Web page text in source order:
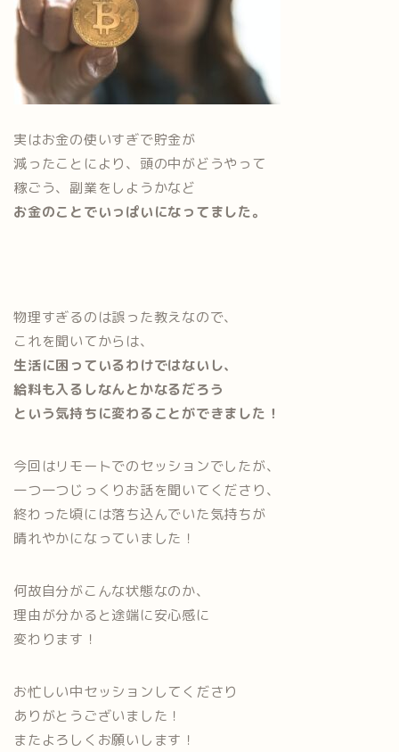
実はお金の使いすぎで貯金が
減ったことにより、頭の中がどうやって
稼ごう、副業をしようかなど
お金のことでいっぱいになってました。
物理すぎるのは誤った教えなので、
これを聞いてからは、
生活に困っているわけではないし、
給料も入るしなんとかなるだろう
という気持ちに変わることができました！
今回はリモートでのセッションでしたが、
一つ一つじっくりお話を聞いてくださり、
終わった頃には落ち込んでいた気持ちが
晴れやかになっていました！
何故自分がこんな状態なのか、
理由が分かると途端に安心感に
変わります！
お忙しい中セッションしてくださり
ありがとうございました！
またよろしくお願いします！